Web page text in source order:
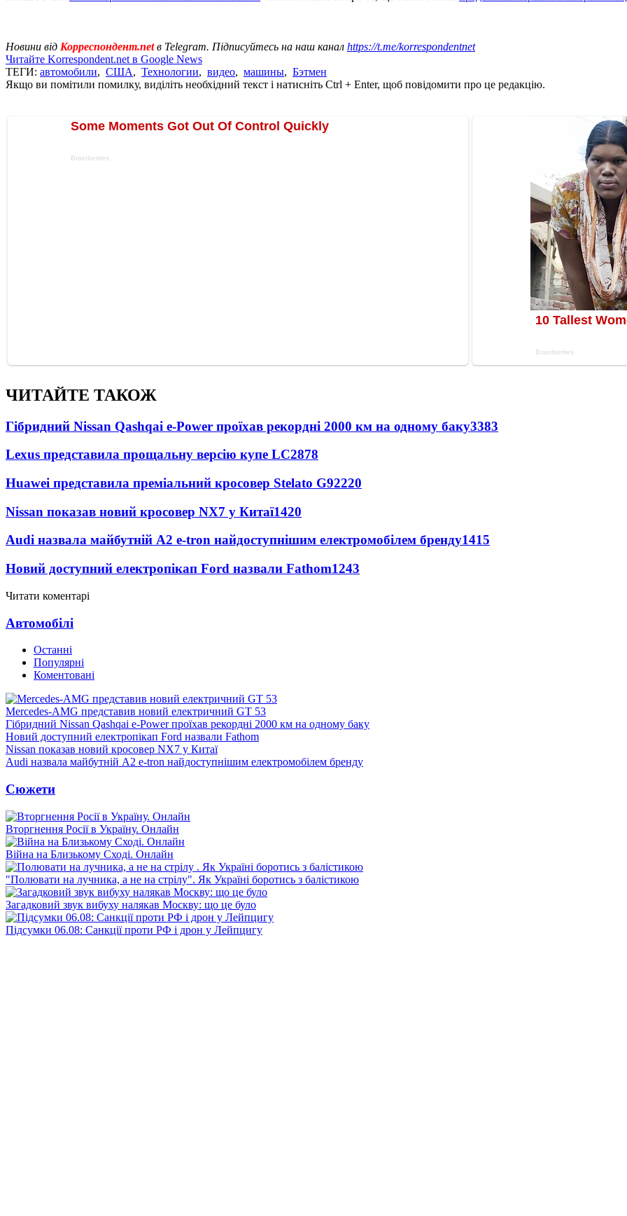
Новини від Корреспондент.netв Telegram. Підписуйтесь на наш канал https://t.me/korrespondentnet
Читайте Korrespondent.net в Google News
ТЕГИ: автомобили, США, Технологии, видео, машины, Бэтмен
Якщо ви помітили помилку, виділіть необхідний текст і натисніть Ctrl + Enter, щоб повідомити про це редакцію.
ЧИТАЙТЕ ТАКОЖ
Гібридний Nissan Qashqai e-Power проїхав рекордні 2000 км на одному баку3383
Lexus представила прощальну версію купе LC2878
Huawei представила преміальний кросовер Stelato G92220
Nissan показав новий кросовер NX7 у Китаї1420
Audi назвала майбутній A2 e-tron найдоступнішим електромобілем бренду1415
Новий доступний електропікап Ford назвали Fathom1243
Читати коментарі
Автомобілі
Останні
Популярні
Коментовані
Mercedes-AMG представив новий електричний GT 53
Гібридний Nissan Qashqai e-Power проїхав рекордні 2000 км на одному баку
Новий доступний електропікап Ford назвали Fathom
Nissan показав новий кросовер NX7 у Китаї
Audi назвала майбутній A2 e-tron найдоступнішим електромобілем бренду
Сюжети
Вторгнення Росії в Україну. Онлайн
Війна на Близькому Сході. Онлайн
"Полювати на лучника, а не на стрілу". Як Україні боротись з балістикою
Загадковий звук вибуху налякав Москву: що це було
Підсумки 06.08: Санкції проти РФ і дрон у Лейпцигу